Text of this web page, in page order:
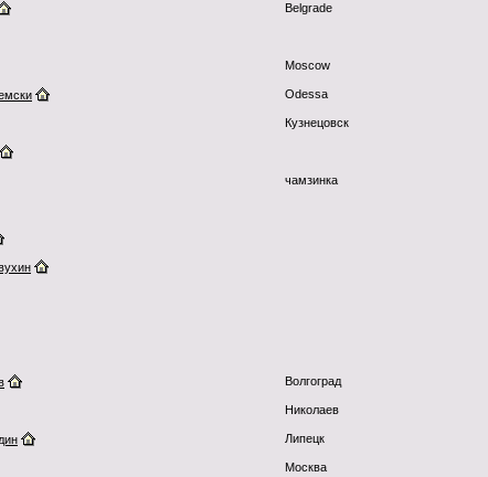
Belgrade
Moscow
Odessa
Кузнецовск
чамзинка
Волгоград
Николаев
Липецк
Москва